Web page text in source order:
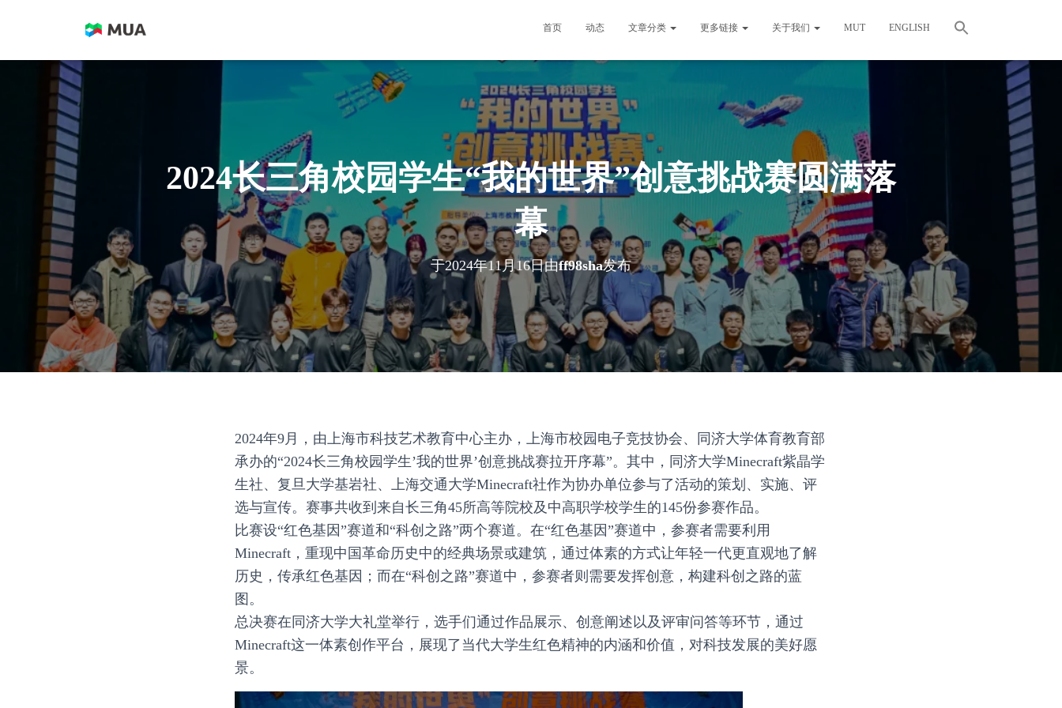
首页 动态 文章分类 更多链接 关于我们 MUT ENGLISH
2024长三角校园学生“我的世界”创意挑战赛圆满落
幕
于2024年11月16日由ff98sha发布
2024年9月，由上海市科技艺术教育中心主办，上海市校园电子竞技协会、同济大学体育教育部
承办的“2024长三角校园学生’我的世界’创意挑战赛拉开序幕”。其中，同济大学Minecraft紫晶学
生社、复旦大学基岩社、上海交通大学Minecraft社作为协办单位参与了活动的策划、实施、评
选与宣传。赛事共收到来自长三角45所高等院校及中高职学校学生的145份参赛作品。
比赛设“红色基因”赛道和“科创之路”两个赛道。在“红色基因”赛道中，参赛者需要利用
Minecraft，重现中国革命历史中的经典场景或建筑，通过体素的方式让年轻一代更直观地了解
历史，传承红色基因；而在“科创之路”赛道中，参赛者则需要发挥创意，构建科创之路的蓝
图。
总决赛在同济大学大礼堂举行，选手们通过作品展示、创意阐述以及评审问答等环节，通过
Minecraft这一体素创作平台，展现了当代大学生红色精神的内涵和价值，对科技发展的美好愿
景。